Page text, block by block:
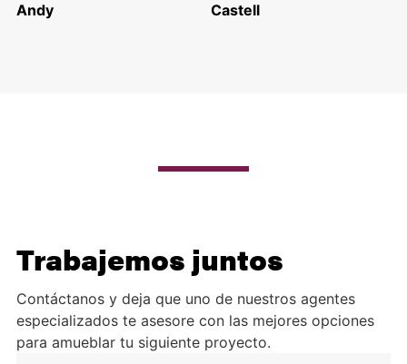
Andy Castell
Trabajemos juntos
Contáctanos y deja que uno de nuestros agentes
especializados te asesore con las mejores opciones
para amueblar tu siguiente proyecto.